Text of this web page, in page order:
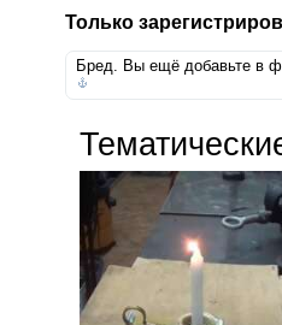
Только
Бред. Вы ещё добавьте в